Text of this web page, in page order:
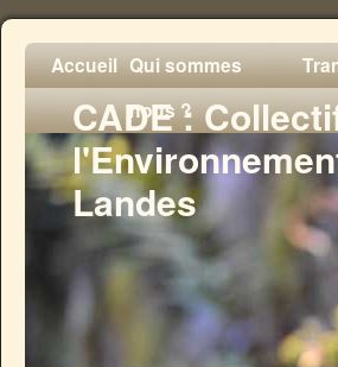
CADE :
Landes
Accueil Qui sommes
nous ?